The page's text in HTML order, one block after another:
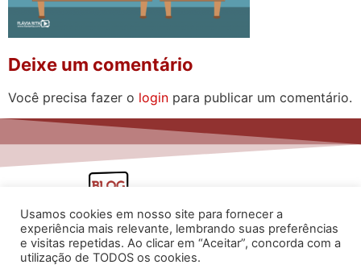
Deixe um comentário
Você precisa fazer o login para publicar um comentário.
Usamos cookies em nosso site para fornecer a
experiência mais relevante, lembrando suas preferências
e visitas repetidas. Ao clicar em “Aceitar”, concorda com a
utilização de TODOS os cookies.